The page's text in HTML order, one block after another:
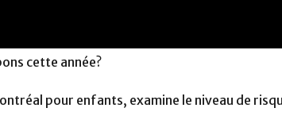
cette année?
pour enfants, examine le niveau de